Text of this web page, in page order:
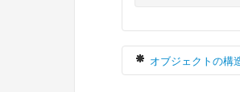
オブジェクトの構